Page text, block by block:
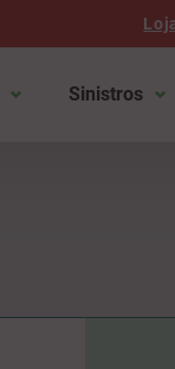
Sinistros